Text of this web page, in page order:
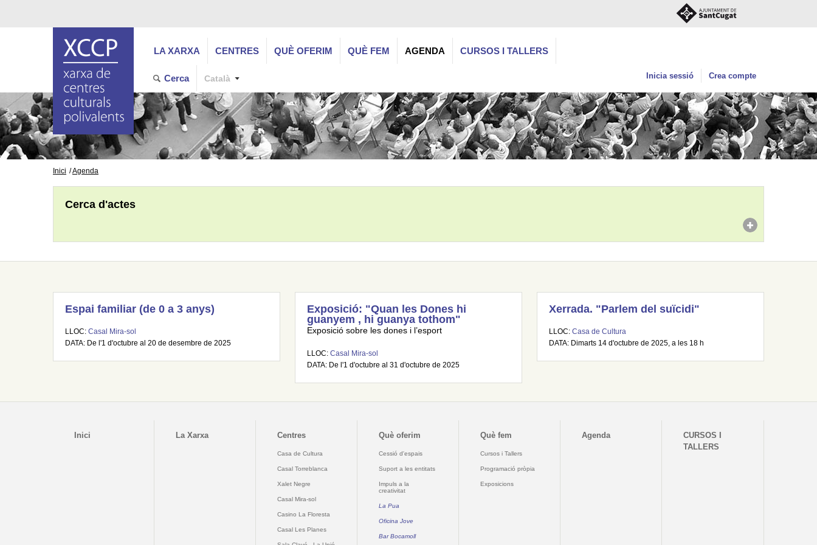
LA XARXA CENTRES QUÈ OFERIM QUÈ FEM AGENDA CURSOS I TALLERS
Cerca Català Inicia sessió Crea compte
Inici Agenda
Cerca d'actes
Espai familiar (de 0 a 3 anys)
LLOC: Casal Mira-sol
DATA: De l'1 d'octubre al 20 de desembre de 2025
Exposició: "Quan les Dones hi
guanyem , hi guanya tothom"
Exposició sobre les dones i l’esport
LLOC: Casal Mira-sol
DATA: De l'1 d'octubre al 31 d'octubre de 2025
Xerrada. "Parlem del suïcidi"
LLOC: Casa de Cultura
DATA: Dimarts 14 d'octubre de 2025, a les 18 h
Inici La Xarxa Centres
Casa de Cultura
Casal Torreblanca
Xalet Negre
Casal Mira-sol
Casino La Floresta
Casal Les Planes
Què oferim
Cessió d'espais
Suport a les entitats
Impuls a la
creativitat
La Pua
Oficina Jove
Bar Bocamoll
Què fem
Cursos i Tallers
Programació pròpia
Exposicions
Agenda
CURSOS I
TALLERS